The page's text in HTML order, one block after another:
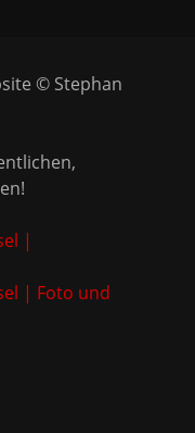
© Stephan
|
| Foto und